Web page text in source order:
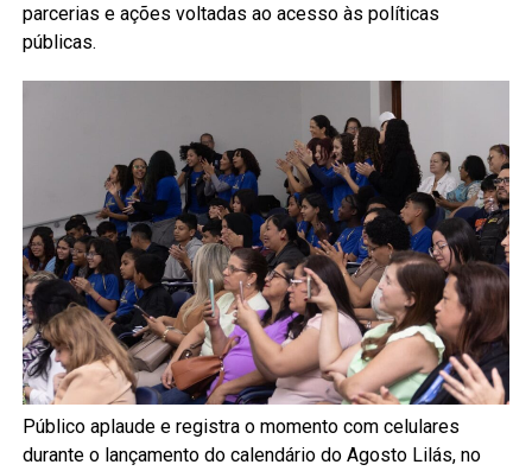
parcerias e ações voltadas ao acesso às políticas
públicas.
Público aplaude e registra o momento com celulares
durante o lançamento do calendário do Agosto Lilás, no